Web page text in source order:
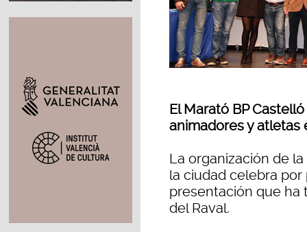
El Marató BP
animadores y atletas
La organización de
la ciudad celebra
presentación que ha
del Raval.